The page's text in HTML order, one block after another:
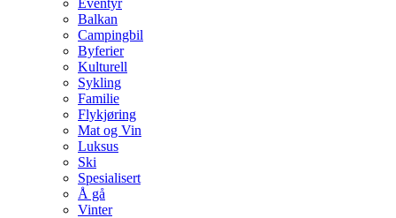
Eventyr
Balkan
Campingbil
Byferier
Kulturell
Sykling
Familie
Flykjøring
Mat og Vin
Luksus
Ski
Spesialisert
Å gå
Vinter